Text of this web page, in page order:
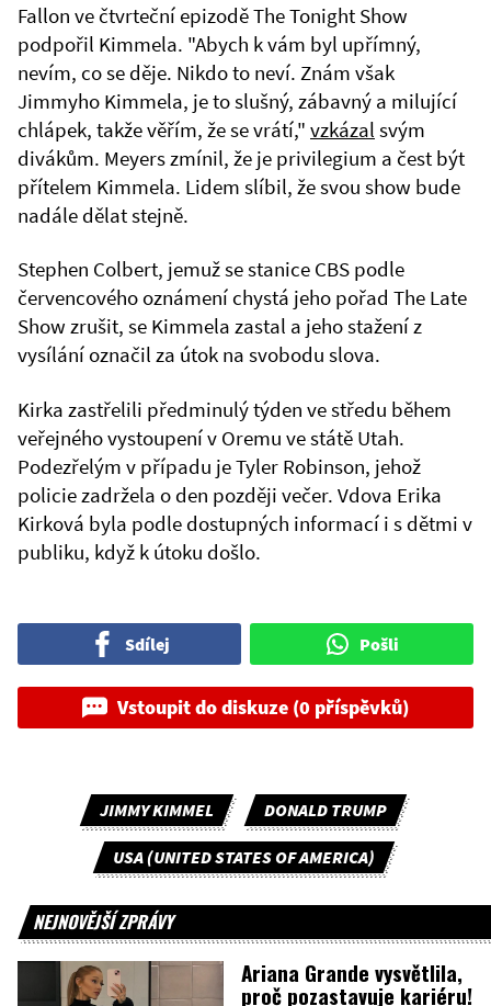
Fallon ve čtvrteční epizodě The Tonight Show
podpořil Kimmela. "Abych k vám byl upřímný,
nevím, co se děje. Nikdo to neví. Znám však
Jimmyho Kimmela, je to slušný, zábavný a milující
chlápek, takže věřím, že se vrátí," vzkázal svým
divákům. Meyers zmínil, že je privilegium a čest být
přítelem Kimmela. Lidem slíbil, že svou show bude
nadále dělat stejně.
Stephen Colbert, jemuž se stanice CBS podle
červencového oznámení chystá jeho pořad The Late
Show zrušit, se Kimmela zastal a jeho stažení z
vysílání označil za útok na svobodu slova.
Kirka zastřelili předminulý týden ve středu během
veřejného vystoupení v Oremu ve státě Utah.
Podezřelým v případu je Tyler Robinson, jehož
policie zadržela o den později večer. Vdova Erika
Kirková byla podle dostupných informací i s dětmi v
publiku, když k útoku došlo.
Sdílej Pošli
Vstoupit do diskuze (0 příspěvků)
JIMMY KIMMEL DONALD TRUMP
USA (UNITED STATES OF AMERICA)
NEJNOVĚJŠÍ ZPRÁVY
Ariana Grande vysvětlila,
proč pozastavuje kariéru!